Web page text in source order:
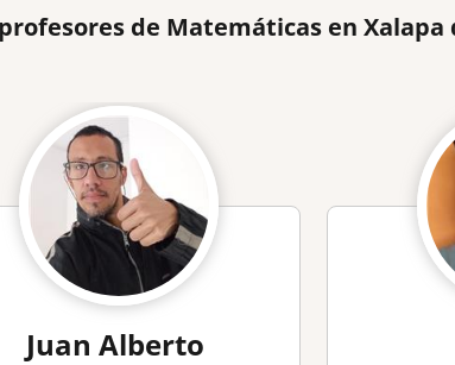
de Matemáticas en
Juan Alberto